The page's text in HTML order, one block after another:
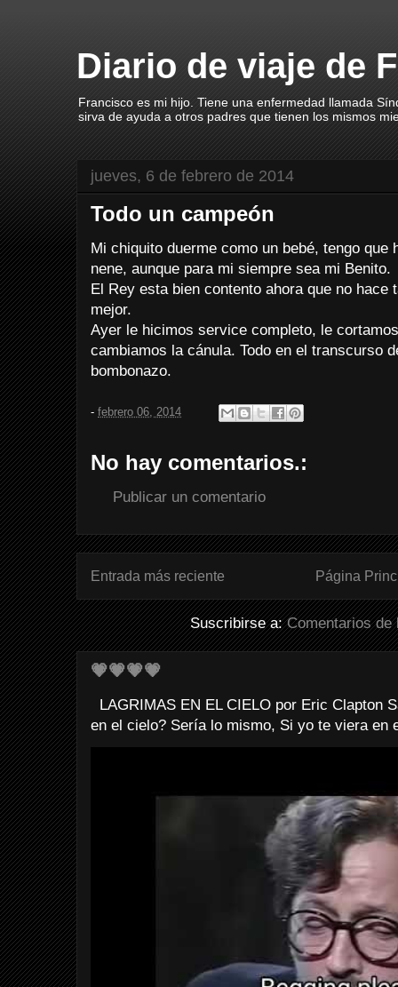
Diario de viaje de
Francisco es mi hijo. Tiene una enfermedad llamada
sirva de ayuda a otros padres que tienen los mismos
jueves, 6 de febrero de 2014
Todo un campeón
Mi chiquito duerme como un bebé, tengo que
nene, aunque para mi siempre sea mi Benito.
El Rey esta bien contento ahora que no hace
mejor.
Ayer le hicimos service completo, le
cambiamos la cánula. Todo en el transcurso
bombonazo.
- febrero 06, 2014
No hay comentarios.:
Publicar un comentario
Entrada más reciente Página
Suscribirse a:Comentarios de
💗💗💗💗
LAGRIMAS EN EL CIELO por Eric Clapton
en el cielo? Sería lo mismo, Si yo te viera en